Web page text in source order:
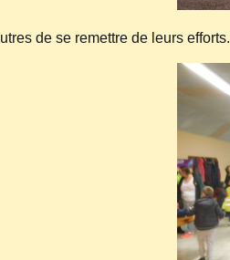
de se remettre de leurs efforts.